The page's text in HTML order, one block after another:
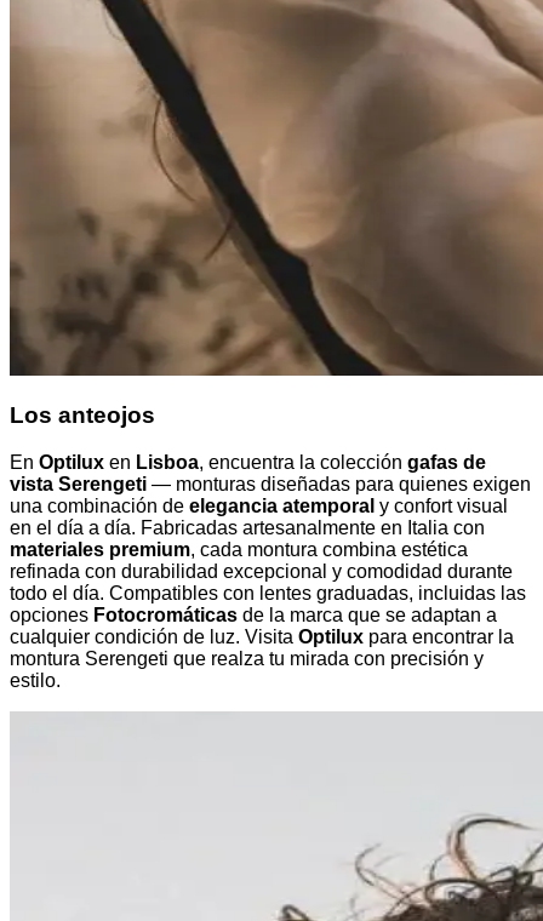
Los anteojos
En Optilux en Lisboa, encuentra la colección gafas de
vista Serengeti — monturas diseñadas para quienes exigen
una combinación de elegancia atemporal y confort visual
en el día a día. Fabricadas artesanalmente en Italia con
materiales premium, cada montura combina estética
refinada con durabilidad excepcional y comodidad durante
todo el día. Compatibles con lentes graduadas, incluidas las
opciones Fotocromáticas de la marca que se adaptan a
cualquier condición de luz. Visita Optilux para encontrar la
montura Serengeti que realza tu mirada con precisión y
estilo.